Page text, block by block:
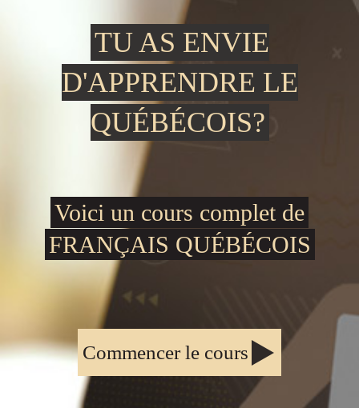
TU AS ENVIE
D'APPRENDRE LE
QUÉBÉCOIS?
Voici un cours complet de
FRANÇAIS QUÉBÉCOIS
Commencer le cours